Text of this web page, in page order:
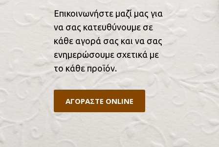
Επικοινωνήστε μαζί μας για
να σας κατευθύνουμε σε
κάθε αγορά σας και να σας
ενημερώσουμε σχετικά με
το κάθε προϊόν.
ΑΓΟΡΑΣΤΕ ONLINE